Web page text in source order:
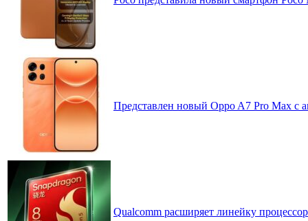
Представлен новый Oppo A7 Pro Max с
Qualcomm расширяет линейку